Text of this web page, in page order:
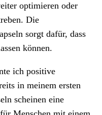
optimieren oder
Die
sorgt dafür, dass
können.
ich positive
in meinem ersten
scheinen eine